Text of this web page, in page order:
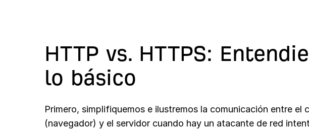
HTTP vs. HTTPS:
lo básico
Primero, simplifiquemos e ilustremos la comunicación entre el
(navegador) y el servidor cuando hay un atacante de red